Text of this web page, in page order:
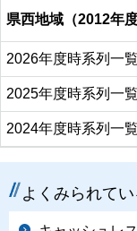
県西地域（2012年
2026年度時系列一覧
2025年度時系列一覧
2024年度時系列一覧
よくみられて